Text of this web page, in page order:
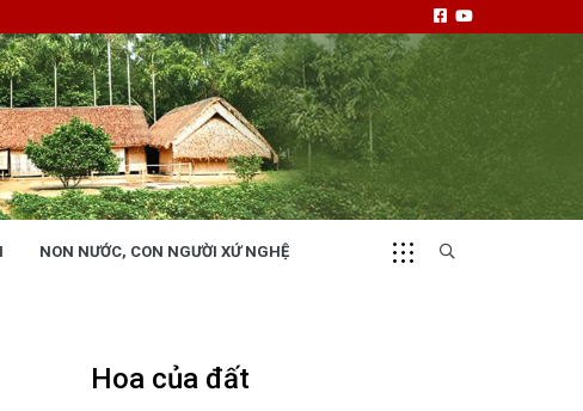
NON NƯỚC, CON NGƯỜI XỨ NGHỆ
Hoa của đất